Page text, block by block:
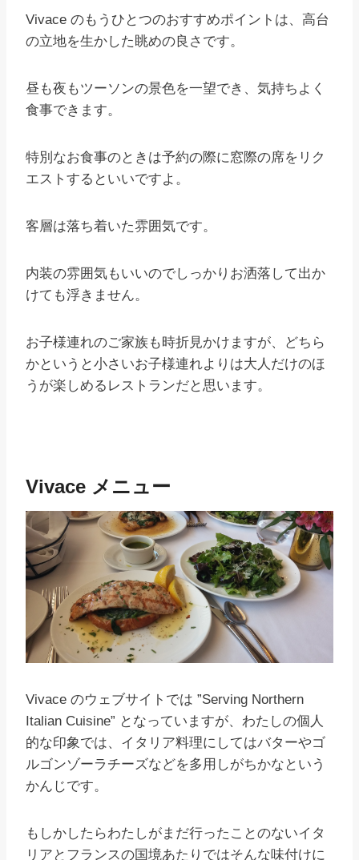
Vivace のもうひとつのおすすめポイントは、高台
の立地を生かした眺めの良さです。
昼も夜もツーソンの景色を一望でき、気持ちよく
食事できます。
特別なお食事のときは予約の際に窓際の席をリク
エストするといいですよ。
客層は落ち着いた雰囲気です。
内装の雰囲気もいいのでしっかりお洒落して出か
けても浮きません。
お子様連れのご家族も時折見かけますが、どちら
かというと小さいお子様連れよりは大人だけのほ
うが楽しめるレストランだと思います。
Vivace メニュー
Vivace のウェブサイトでは ”Serving Northern
Italian Cuisine” となっていますが、わたしの個人
的な印象では、イタリア料理にしてはバターやゴ
ルゴンゾーラチーズなどを多用しがちかなという
かんじです。
もしかしたらわたしがまだ行ったことのないイタ
リアとフランスの国境あたりではそんな味付けに